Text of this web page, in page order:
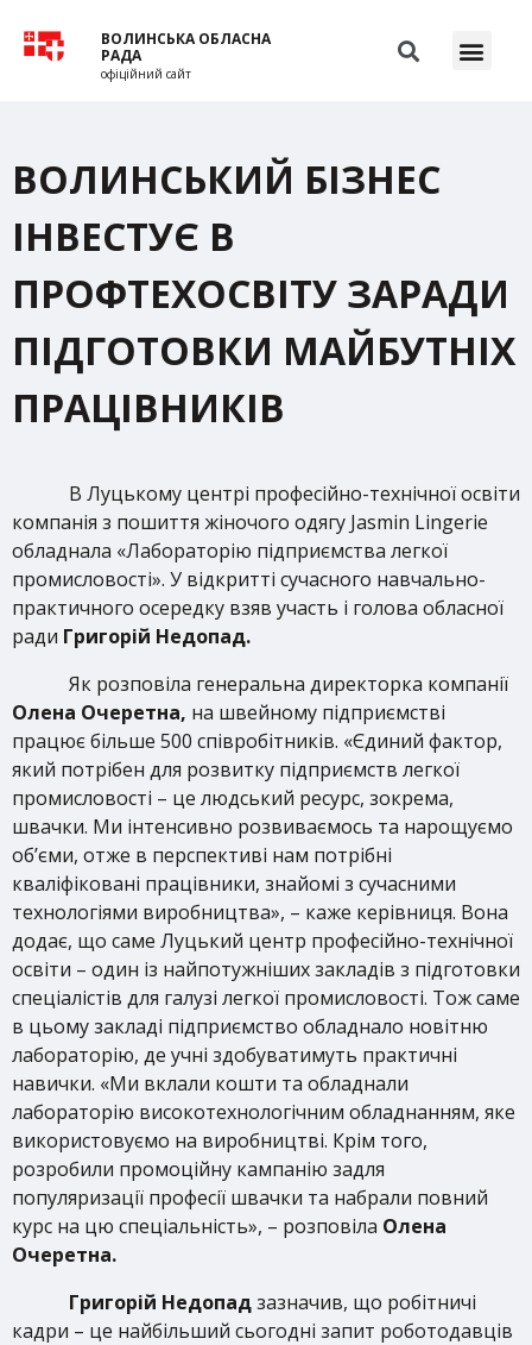
ВОЛИНСЬКА ОБЛАСНА
РАДА
офіційний сайт
ВОЛИНСЬКИЙ БІЗНЕС
ІНВЕСТУЄ В
ПРОФТЕХОСВІТУ ЗАРАДИ
ПІДГОТОВКИ МАЙБУТНІХ
ПРАЦІВНИКІВ
В Луцькому центрі професійно-технічної освіти
компанія з пошиття жіночого одягу Jasmin Lingerie
обладнала «Лабораторію підприємства легкої
промисловості». У відкритті сучасного навчально-
практичного осередку взяв участь і голова обласної
ради Григорій Недопад.
Як розповіла генеральна директорка компанії
Олена Очеретна, на швейному підприємстві
працює більше 500 співробітників. «Єдиний фактор,
який потрібен для розвитку підприємств легкої
промисловості – це людський ресурс, зокрема,
швачки. Ми інтенсивно розвиваємось та нарощуємо
об’єми, отже в перспективі нам потрібні
кваліфіковані працівники, знайомі з сучасними
технологіями виробництва», – каже керівниця. Вона
додає, що саме Луцький центр професійно-технічної
освіти – один із найпотужніших закладів з підготовки
спеціалістів для галузі легкої промисловості. Тож саме
в цьому закладі підприємство обладнало новітню
лабораторію, де учні здобуватимуть практичні
навички. «Ми вклали кошти та обладнали
лабораторію високотехнологічним обладнанням, яке
використовуємо на виробництві. Крім того,
розробили промоційну кампанію задля
популяризації професії швачки та набрали повний
курс на цю спеціальність», – розповіла Олена
Очеретна.
Григорій Недопадзазначив, що робітничі
кадри – це найбільший сьогодні запит роботодавців